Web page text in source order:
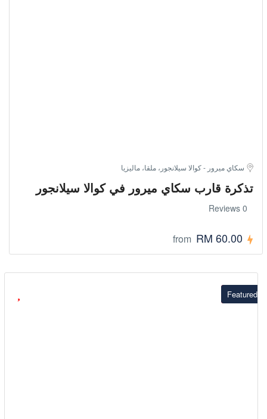
سكاي ميرور - كوالا سيلانجور، ملقا، ماليزيا
تذكرة قارب سكاي ميرور في كوالا سيلانجور
0 Reviews
from RM 60.00
Featured